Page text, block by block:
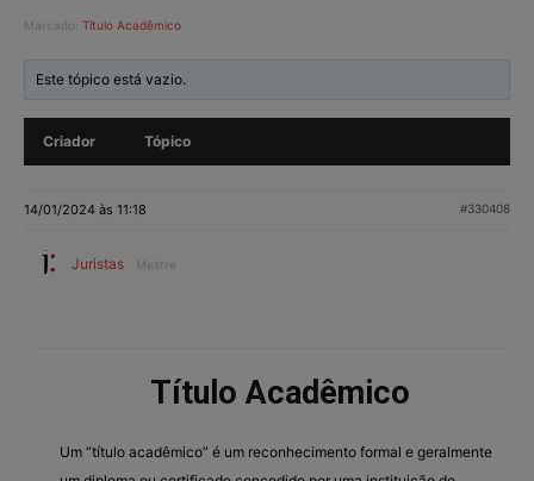
Marcado: Título Acadêmico
Este tópico está vazio.
Criador Tópico
14/01/2024 às 11:18 #330408
Juristas Mestre
Título Acadêmico
Um “título acadêmico” é um reconhecimento formal e geralmente